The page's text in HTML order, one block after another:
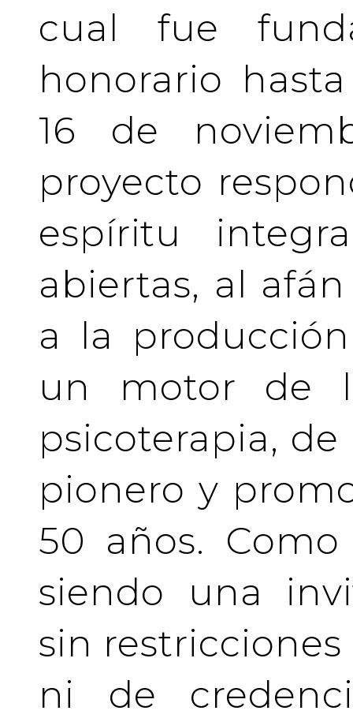
cual fue
honorario
16 de
proyecto
espíritu
abiertas, al
a la
un motor de
psicoterapia,
pionero y
50 años.
siendo una
sin
ni de